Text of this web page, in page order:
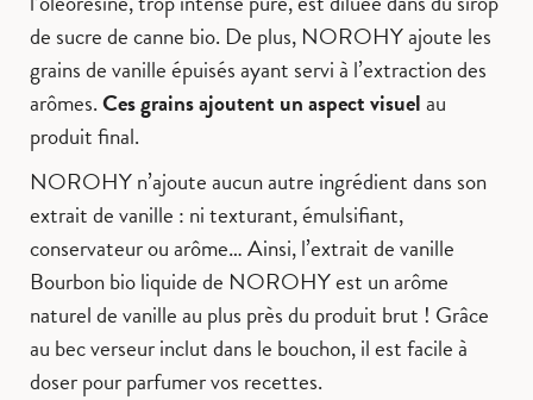
de sucre de canne bio. De plus, NOROHY ajoute les
grains de vanille épuisés ayant servi à l’extraction des
arômes.Ces grains ajoutent un aspect visuelau
produit final.
NOROHY n’ajoute aucun autre ingrédient dans son
extrait de vanille : ni texturant, émulsifiant,
conservateur ou arôme… Ainsi, l’extrait de vanille
Bourbon bio liquide de NOROHY est un arôme
naturel de vanille au plus près du produit brut ! Grâce
au bec verseur inclut dans le bouchon, il est facile à
doser pour parfumer vos recettes.